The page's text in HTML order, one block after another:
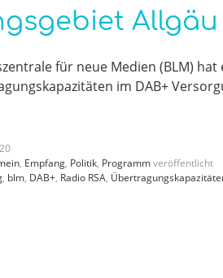
Allgäu
für neue Medien (BLM)
im DAB+
, Empfang, Politik, Programmveröffentlicht
, blm, DAB+, Radio RSA,